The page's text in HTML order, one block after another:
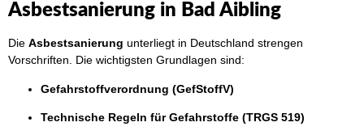
Asbestsanierung in Bad Aibling
Die Asbestsanierung unterliegt in Deutschland strengen
Vorschriften. Die wichtigsten Grundlagen sind:
Gefahrstoffverordnung (GefStoffV)
Technische Regeln für Gefahrstoffe (TRGS 519)